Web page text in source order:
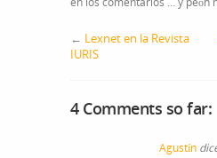
← Lexnet en la Revista
IURIS
4 Comments so far:
Agustín